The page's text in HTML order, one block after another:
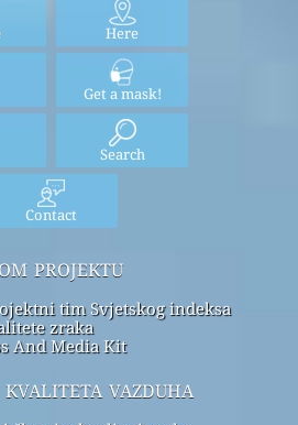
Here
Get a mask!
Search
Contact
projektu
tim Svjetskog indeksa
zraka
And Media Kit
vazduha